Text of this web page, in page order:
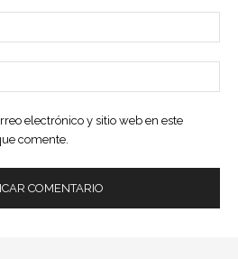
electrónico y sitio web en este
comente.